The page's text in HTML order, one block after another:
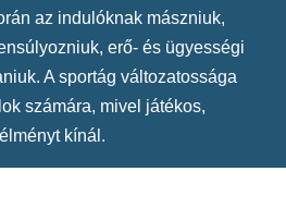
az indulóknak mászniuk,
erő- és ügyességi
A sportág változatossága
számára, mivel játékos,
kínál.